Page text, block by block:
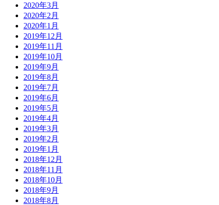
2020年3月
2020年2月
2020年1月
2019年12月
2019年11月
2019年10月
2019年9月
2019年8月
2019年7月
2019年6月
2019年5月
2019年4月
2019年3月
2019年2月
2019年1月
2018年12月
2018年11月
2018年10月
2018年9月
2018年8月